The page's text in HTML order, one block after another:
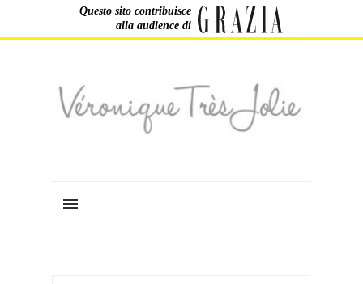
Questo sito contribuisce
alla audience di